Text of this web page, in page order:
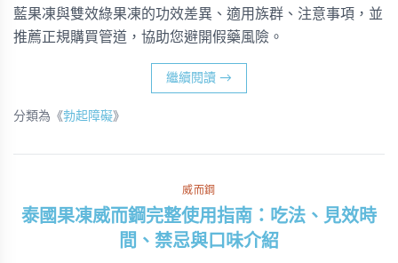
藍果凍與雙效綠果凍的功效差異、適用族群、注意事項，並
推薦正規購買管道，協助您避開假藥風險。
繼續閱讀 →
分類為《勃起障礙》
威而鋼
泰國果凍威而鋼完整使用指南：吃法、見效時
間、禁忌與口味介紹